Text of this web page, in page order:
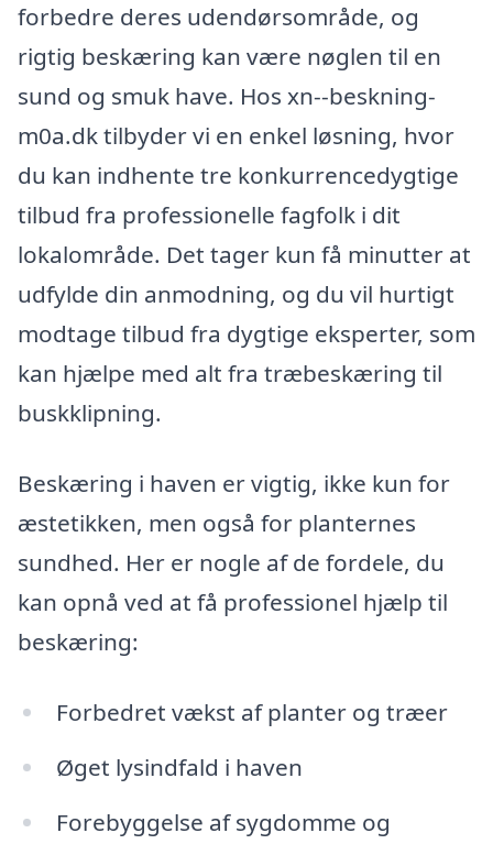
forbedre deres udendørsområde, og
rigtig beskæring kan være nøglen til en
sund og smuk have. Hos xn--beskning-
m0a.dk tilbyder vi en enkel løsning, hvor
du kan indhente tre konkurrencedygtige
tilbud fra professionelle fagfolk i dit
lokalområde. Det tager kun få minutter at
udfylde din anmodning, og du vil hurtigt
modtage tilbud fra dygtige eksperter, som
kan hjælpe med alt fra træbeskæring til
buskklipning.
Beskæring i haven er vigtig, ikke kun for
æstetikken, men også for planternes
sundhed. Her er nogle af de fordele, du
kan opnå ved at få professionel hjælp til
beskæring:
Forbedret vækst af planter og træer
Øget lysindfald i haven
Forebyggelse af sygdomme og